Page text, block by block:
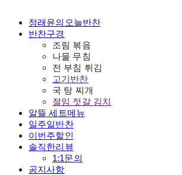
정래윤의오늘반찬
반찬구경
조림 볶음
나물 무침
전 부침 튀김
고기반찬
국 탕 찌개
절임 젓갈 김치
알뜰 세트메뉴
일주일반찬
이번주할인
솔직한리뷰
1:1문의
공지사항